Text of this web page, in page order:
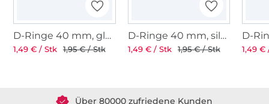
D-Ringe 40 mm, glänzend anthrazit
1,49 € / Stk 1,95 € / Stk
D-Ringe 40 mm, silber
1,49 € / Stk 1,95 € / Stk 1,49 €
Über 80000 zufriedene Kunden